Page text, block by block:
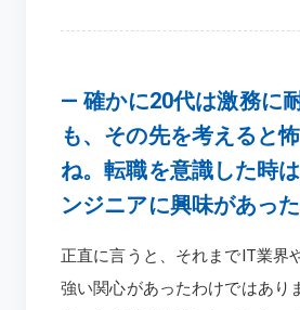
―確かに20代は激務に
も、その先を考えると
ね。転職を意識した時
ンジニアに興味があっ
正直に言うと、それまでIT業界
強い関心があったわけではあり